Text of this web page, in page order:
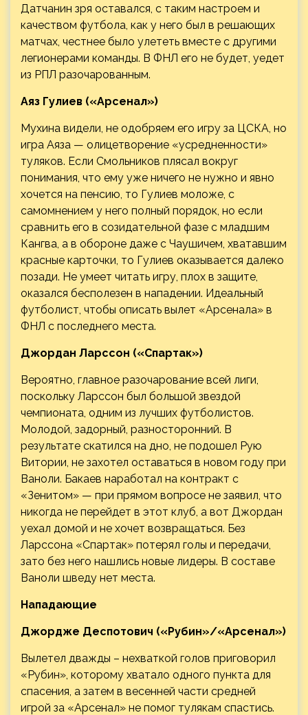
Датчанин зря оставался, с таким настроем и
качеством футбола, как у него был в решающих
матчах, честнее было улететь вместе с другими
легионерами команды. В ФНЛ его не будет, уедет
из РПЛ разочарованным.
Аяз Гулиев («Арсенал»)
Мухина видели, не одобряем его игру за ЦСКА, но
игра Аяза — олицетворение «усредненности»
туляков. Если Смольников плясал вокруг
понимания, что ему уже ничего не нужно и явно
хочется на пенсию, то Гулиев моложе, с
самомнением у него полный порядок, но если
сравнить его в созидательной фазе с младшим
Кангва, а в обороне даже с Чаушичем, хватавшим
красные карточки, то Гулиев оказывается далеко
позади. Не умеет читать игру, плох в защите,
оказался бесполезен в нападении. Идеальный
футболист, чтобы описать вылет «Арсенала» в
ФНЛ с последнего места.
Джордан Ларссон («Спартак»)
Вероятно, главное разочарование всей лиги,
поскольку Ларссон был большой звездой
чемпионата, одним из лучших футболистов.
Молодой, задорный, разносторонний. В
результате скатился на дно, не подошел Рую
Витории, не захотел оставаться в новом году при
Ваноли. Бакаев наработал на контракт с
«Зенитом» — при прямом вопросе не заявил, что
никогда не перейдет в этот клуб, а вот Джордан
уехал домой и не хочет возвращаться. Без
Ларссона «Спартак» потерял голы и передачи,
зато без него нашлись новые лидеры. В составе
Ваноли шведу нет места.
Нападающие
Джордже Деспотович («Рубин»/«Арсенал»)
Вылетел дважды – нехваткой голов приговорил
«Рубин», которому хватало одного пункта для
спасения, а затем в весенней части средней
игрой за «Арсенал» не помог тулякам спастись.